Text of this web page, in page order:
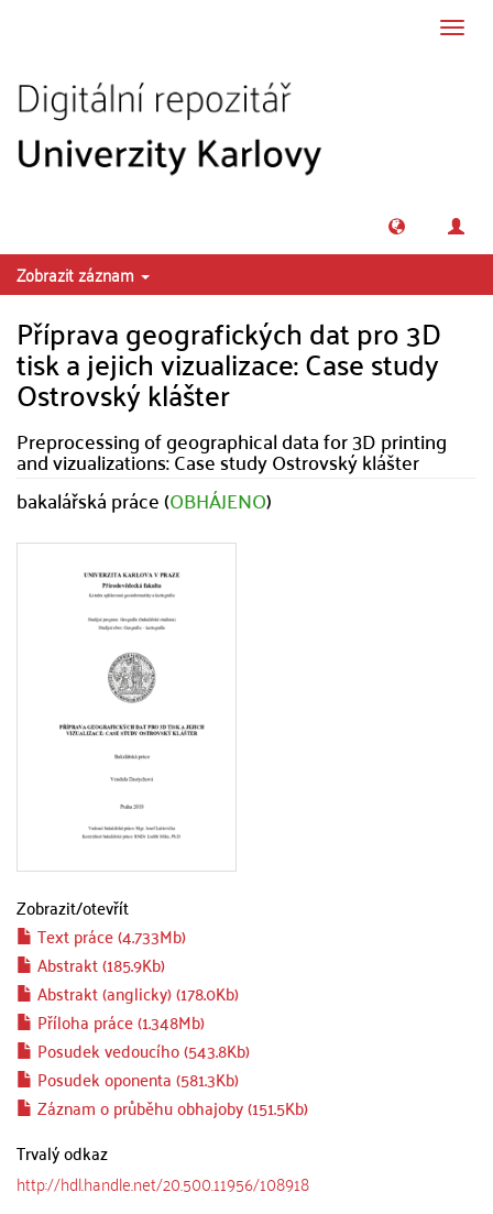
Zobrazit záznam
Příprava geografických dat pro 3D
tisk a jejich vizualizace: Case study
Ostrovský klášter
Preprocessing of geographical data for 3D printing
and vizualizations: Case study Ostrovský klášter
bakalářská práce (OBHÁJENO)
Zobrazit/otevřít
Text práce (4.733Mb)
Abstrakt (185.9Kb)
Abstrakt (anglicky) (178.0Kb)
Příloha práce (1.348Mb)
Posudek vedoucího (543.8Kb)
Posudek oponenta (581.3Kb)
Záznam o průběhu obhajoby (151.5Kb)
Trvalý odkaz
http://hdl.handle.net/20.500.11956/108918